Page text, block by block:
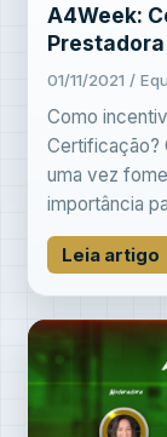
A4Week:
01/11/2021 /
Como
Certificação?
uma vez
importância
Leia artigo